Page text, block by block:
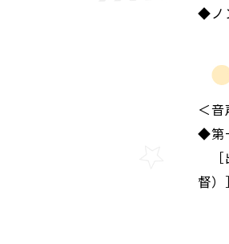
◆ノ
＜音
◆第
督）］